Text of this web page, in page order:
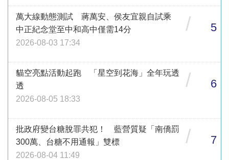
萬大線動態測試 蔣萬安、侯友宜親自試乘
中正紀念堂至中和高中僅需14分
2026-08-03 17:34
/ 5
貓空亮點活動起跑 「星空到花海」全年玩透
透
2026-08-05 18:33
/ 6
批政府變台糖脫罪共犯！ 藍營質疑「南僑罰
300萬、台糖不用通報」雙標
2026-08-04 11:49
/ 7